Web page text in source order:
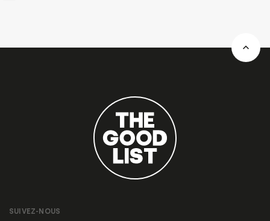
SUIVEZ-NOUS